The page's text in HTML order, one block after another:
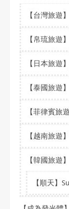
【台灣旅遊
【帛琉旅遊
【日本旅遊
【泰國旅遊
【菲律賓旅
【越南旅遊
【韓國旅遊
【順天】